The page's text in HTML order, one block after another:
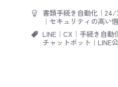
書類手続き自動化｜ 24/
｜ セキュリティの高い
LINE｜ CX ｜ 手続き自動
チャットボット ｜ LINE